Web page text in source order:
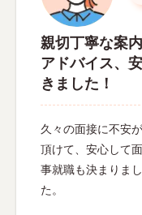
親切丁寧な案
アドバイス、
きました！
久々の面接に不安
頂けて、安心して
事就職も決まりま
た。